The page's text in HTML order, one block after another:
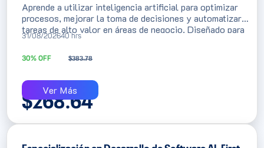
Aprende a utilizar inteligencia artificial para optimizar
procesos, mejorar la toma de decisiones y automatizar
tareas de alto valor en áreas de negocio. Diseñado para
ejecutivos, líderes y profesionales que buscan
productividad e impulsar la transformación digital de sus
31/08/202640 hrs
30% OFF $383.78
$268.64
Ver Más